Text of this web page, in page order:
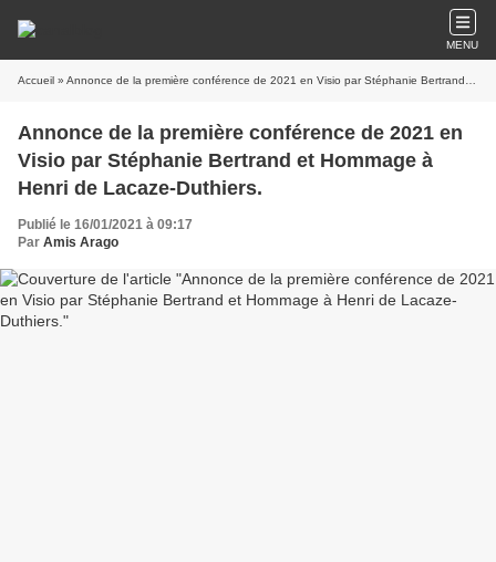
MENU
Accueil » Annonce de la première conférence de 2021 en Visio par Stéphanie Bertrand et Hommage à Henri de Lacaze-Duthiers.
Annonce de la première conférence de 2021 en
Visio par Stéphanie Bertrand et Hommage à
Henri de Lacaze-Duthiers.
Publié le 16/01/2021 à 09:17
Par Amis Arago